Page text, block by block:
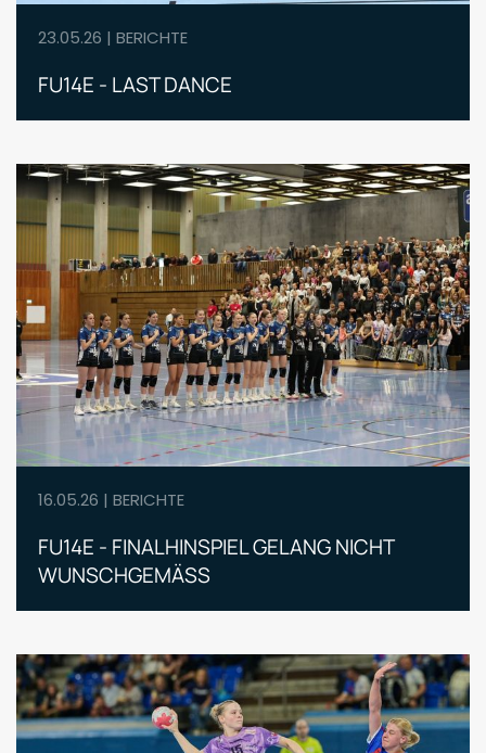
23.05.26 | BERICHTE
FU14E - LAST DANCE
16.05.26 | BERICHTE
FU14E - FINALHINSPIEL GELANG NICHT
WUNSCHGEMÄSS